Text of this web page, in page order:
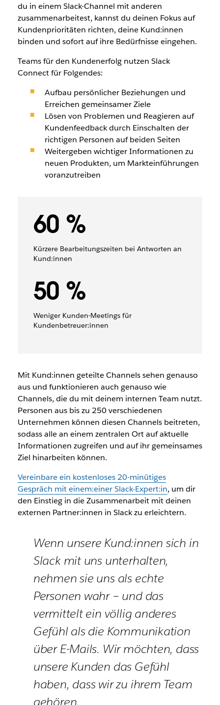
du in einem Slack-Channel mit anderen
zusammenarbeitest, kannst du deinen Fokus auf
Kundenprioritäten richten, deine Kund:innen
binden und sofort auf ihre Bedürfnisse eingehen.
Teams für den Kundenerfolg nutzen Slack
Connect für Folgendes:
Aufbau persönlicher Beziehungen und
Erreichen gemeinsamer Ziele
Lösen von Problemen und Reagieren auf
Kundenfeedback durch Einschalten der
richtigen Personen auf beiden Seiten
Weitergeben wichtiger Informationen zu
neuen Produkten, um Markteinführungen
voranzutreiben
60 %
Kürzere Bearbeitungszeiten bei Antworten an
Kund:innen
50 %
Weniger Kunden-Meetings für
Kundenbetreuer:innen
Mit Kund:innen geteilte Channels sehen genauso
aus und funktionieren auch genauso wie
Channels, die du mit deinem internen Team nutzt.
Personen aus bis zu 250 verschiedenen
Unternehmen können diesen Channels beitreten,
sodass alle an einem zentralen Ort auf aktuelle
Informationen zugreifen und auf ihr gemeinsames
Ziel hinarbeiten können.
Vereinbare ein kostenloses 20-minütiges
Gespräch mit einem:einer Slack-Expert:in, um dir
den Einstieg in die Zusammenarbeit mit deinen
externen Partner:innen in Slack zu erleichtern.
Wenn unsere Kund:innen sich in
Slack mit uns unterhalten,
nehmen sie uns als echte
Personen wahr – und das
vermittelt ein völlig anderes
Gefühl als die Kommunikation
über E-Mails. Wir möchten, dass
unsere Kunden das Gefühl
haben, dass wir zu ihrem Team
gehören.